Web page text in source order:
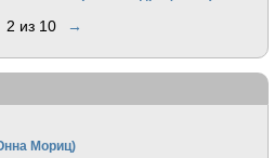
2 из 10 →
Мориц)